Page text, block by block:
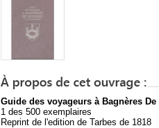
Guide des voyageurs à Bagnères
1 des 500 exemplaires
Reprint de l'edition de Tarbes de 1818